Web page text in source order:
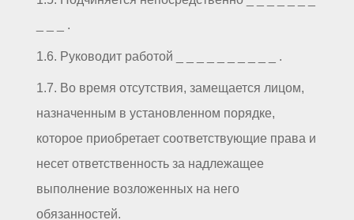
_ _ _ .
1.6. Руководит работой _ _ _ _ _ _ _ _ _ _ .
1.7. Во время отсутствия, замещается лицом,
назначенным в установленном порядке,
которое приобретает соответствующие права и
несет ответственность за надлежащее
выполнение возложенных на него
обязанностей.